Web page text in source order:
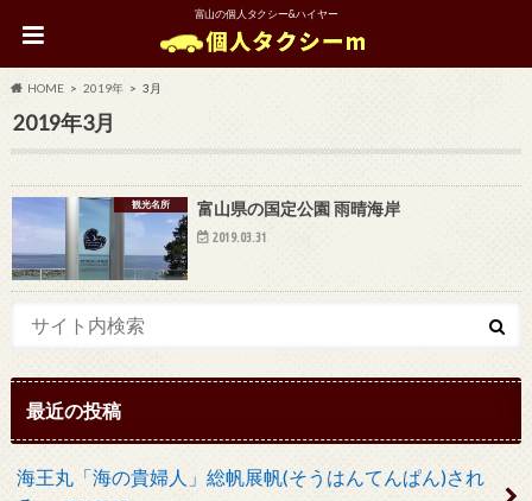
富山の個人タクシー&ハイヤー
HOME 2019年 3月
2019年3月
観光名所 富山県の国定公園 雨晴海岸
2019.03.31
最近の投稿
海王丸「海の貴婦人」総帆展帆(そうはんてんぱん)され